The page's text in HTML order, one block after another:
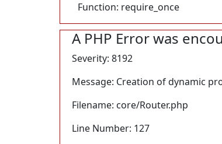
Function: require_once
A PHP Error was
Severity: 8192
Message: Creation of dynamic
Filename: core/Router.php
Line Number: 127